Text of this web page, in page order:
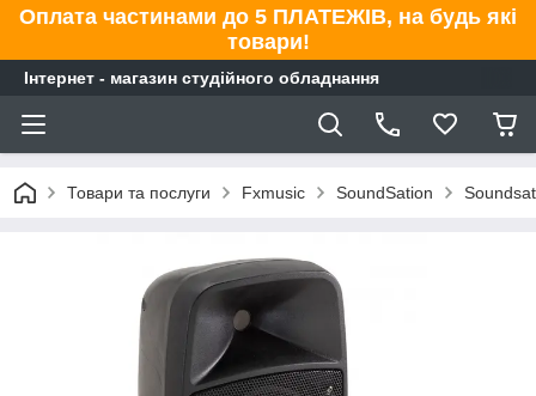
Оплата частинами до 5 ПЛАТЕЖІВ, на будь які
товари!
Інтернет - магазин студійного обладнання
Товари та послуги Fxmusic SoundSation